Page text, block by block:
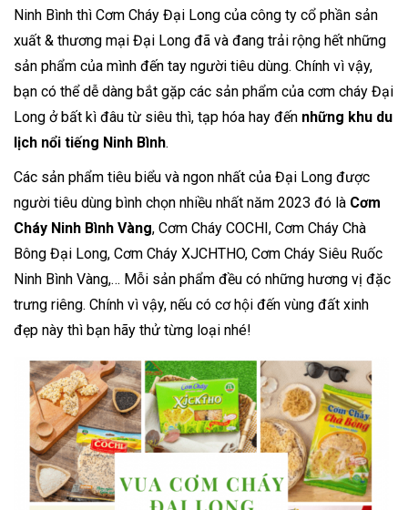
Ninh Bình thì Cơm Cháy Đại Long của công ty cổ phần sản
xuất & thương mại Đại Long đã và đang trải rộng hết những
sản phẩm của mình đến tay người tiêu dùng. Chính vì vậy,
bạn có thể dễ dàng bắt gặp các sản phẩm của cơm cháy Đại
Long ở bất kì đâu từ siêu thì, tạp hóa hay đến những khu du
lịch nổi tiếng Ninh Bình.
Các sản phẩm tiêu biểu và ngon nhất của Đại Long được
người tiêu dùng bình chọn nhiều nhất năm 2023 đó là Cơm
Cháy Ninh Bình Vàng, Cơm Cháy COCHI, Cơm Cháy Chà
Bông Đại Long, Cơm Cháy XJCHTHO, Cơm Cháy Siêu Ruốc
Ninh Bình Vàng,… Mỗi sản phẩm đều có những hương vị đặc
trưng riêng. Chính vì vậy, nếu có cơ hội đến vùng đất xinh
đẹp này thì bạn hãy thử từng loại nhé!